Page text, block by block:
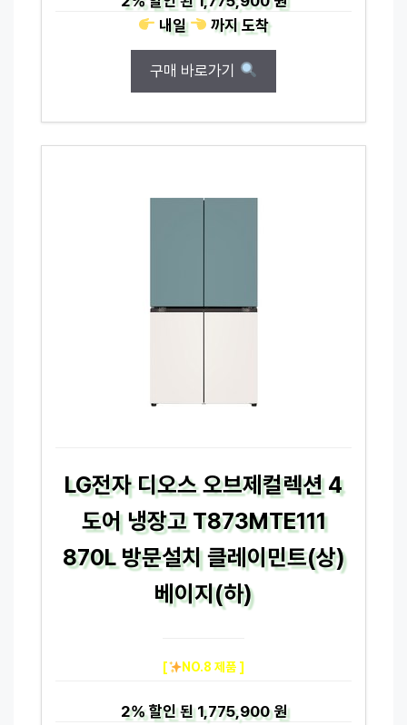
내일
까지도착
구매 바로가기
LG전자 디오스 오브제컬렉션 4
도어 냉장고 T873MTE111
870L 방문설치 클레이민트(상)
베이지(하)
[ NO.8 제품 ]
2%할인 된1,775,900 원